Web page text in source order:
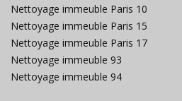
Nettoyage immeuble Paris 10
Nettoyage immeuble Paris 15
Nettoyage immeuble Paris 17
Nettoyage immeuble 93
Nettoyage immeuble 94